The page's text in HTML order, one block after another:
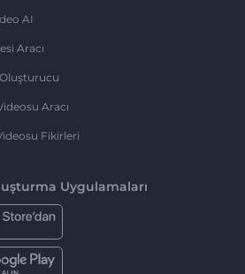
AI
Aracı
Aracı
Fikirleri
Uygulamaları